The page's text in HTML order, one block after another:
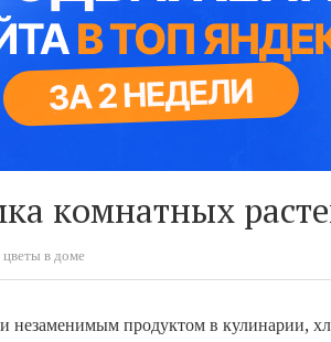
комнатных
цветы в доме
незаменимым продуктом в кулинарии,